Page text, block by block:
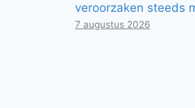
veroorzaken steeds
7 augustus 2026